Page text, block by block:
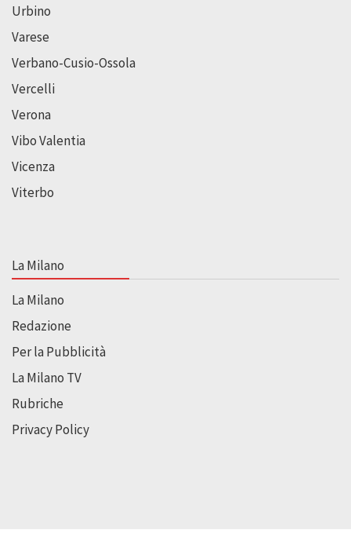
Urbino
Varese
Verbano-Cusio-Ossola
Vercelli
Verona
Vibo Valentia
Vicenza
Viterbo
La Milano
La Milano
Redazione
Per la Pubblicità
La Milano TV
Rubriche
Privacy Policy